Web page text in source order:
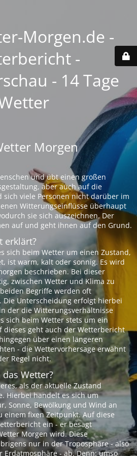
Morgen.de -
-
- 14 Tage
Morgen
und übt einen großen
aber auch auf die
sich viele Personen nicht darüber im
Witterungseinflüsse überhaupt
sie sich auszeichnen. Der
auf und geht ihnen auf den Grund.
erklärt?
sich beim Wetter um einen Zustand,
ist warm, kalt oder sonnig. Es wird
beschrieben. Bei dieser
zwischen Wetter und Klima zu
Begriffe werden oft
Unterscheidung erfolgt hierbei
der die Witterungsverhältnisse
sich beim Wetter stets um ein
dieses geht auch der Wetterbericht
über einen längeren
- die Wettervorhersage erwähnt
Regel nicht.
Wetter?
als der aktuelle Zustand
Hierbei handelt es sich um
Sonne, Bewölkung und Wind an
einem fixen Zeitpunkt. Auf diese
ein - er besagt
Morgen wird. Diese
nur in der Troposphäre - also
- ab. Denn: umso